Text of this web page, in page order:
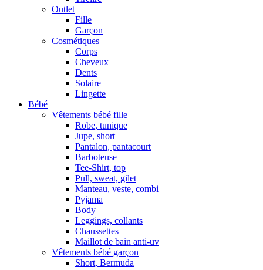
Outlet
Fille
Garçon
Cosmétiques
Corps
Cheveux
Dents
Solaire
Lingette
Bébé
Vêtements bébé fille
Robe, tunique
Jupe, short
Pantalon, pantacourt
Barboteuse
Tee-Shirt, top
Pull, sweat, gilet
Manteau, veste, combi
Pyjama
Body
Leggings, collants
Chaussettes
Maillot de bain anti-uv
Vêtements bébé garçon
Short, Bermuda